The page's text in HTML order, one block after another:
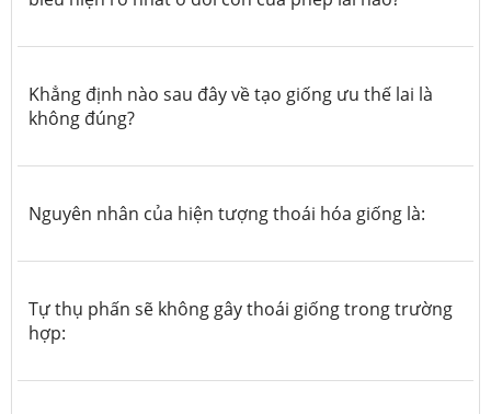
Khẳng định nào sau đây về tạo giống ưu thế lai là
không đúng?
Nguyên nhân của hiện tượng thoái hóa giống là:
Tự thụ phấn sẽ không gây thoái giống trong trường
hợp: